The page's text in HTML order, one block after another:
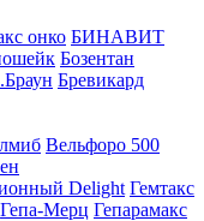
онко БИНАВИТ
Бозентан
Бревикард
Вельфоро 500
Delight Гемтакс
Гепа-Мерц Гепарамакс